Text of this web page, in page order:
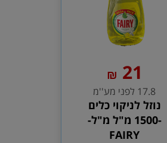
21
₪
17.8 לפני מע''מ
נוזל לניקוי כלים
-1500 מ"ל מ"ל-
FAIRY